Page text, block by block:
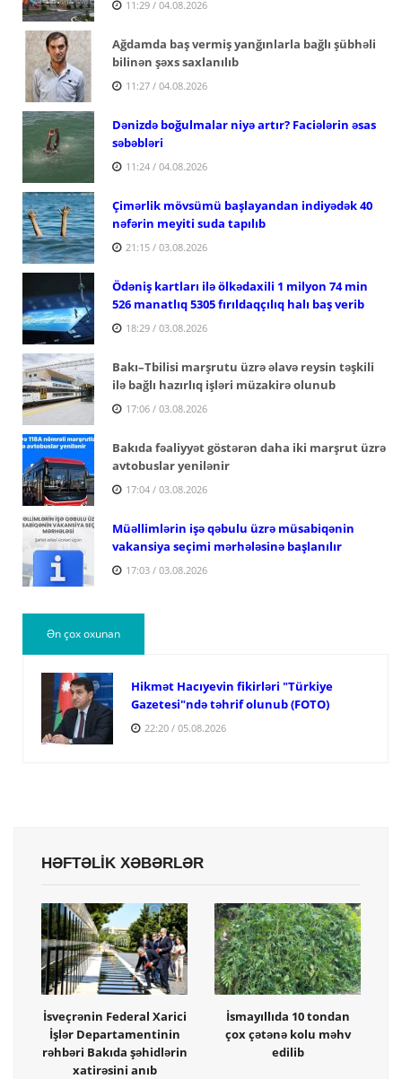
11:29 / 04.08.2026
Ağdamda baş vermiş yanğınlarla bağlı şübhəli
bilinən şəxs saxlanılıb
11:27 / 04.08.2026
Dənizdə boğulmalar niyə artır? Faciələrin əsas
səbəbləri
11:24 / 04.08.2026
Çimərlik mövsümü başlayandan indiyədək 40
nəfərin meyiti suda tapılıb
21:15 / 03.08.2026
Ödəniş kartları ilə ölkədaxili 1 milyon 74 min
526 manatlıq 5305 fırıldaqçılıq halı baş verib
18:29 / 03.08.2026
Bakı–Tbilisi marşrutu üzrə əlavə reysin təşkili
ilə bağlı hazırlıq işləri müzakirə olunub
17:06 / 03.08.2026
Bakıda fəaliyyət göstərən daha iki marşrut üzrə
avtobuslar yenilənir
17:04 / 03.08.2026
Müəllimlərin işə qəbulu üzrə müsabiqənin
vakansiya seçimi mərhələsinə başlanılır
17:03 / 03.08.2026
Ən çox oxunan
Hikmət Hacıyevin fikirləri "Türkiye
Gazetesi"ndə təhrif olunub (FOTO)
22:20 / 05.08.2026
HƏFTƏLİK XƏBƏRLƏR
İsveçrənin Federal Xarici
İşlər Departamentinin
rəhbəri Bakıda şəhidlərin
xatirəsini anıb
İsmayıllıda 10 tondan
çox çətənə kolu məhv
edilib